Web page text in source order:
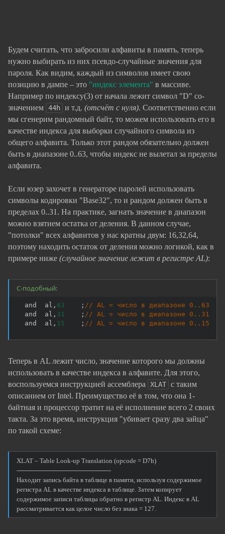
Будем считать, что забросили алфавиты в память, теперь
нужно выбирать из них псевдо-случайные значения для
пароля. Как видим, каждый из символов имеет свою
позицию в дампе – это "индекс элемента" в массиве.
Например по индексу(3) от начала лежит символ "D" со-
значением 44h и т.д. (отсчёт с нуля). Соответственно если
мы сгенерим рандомный байт, то можем использовать его в
качестве индекса для выборки случайного символа из
общего алфавита. Только этот рандом обязательно должен
быть в диапазоне 0..63, чтобы индекс не вылетал за пределы
алфавита.
Если юзер захочет в генераторе паролей использовать
символы кодировки "Base32", то и рандом должен быть в
пределах 0..31. На практике, загнать значение в диапазон
можно взятием остатка от деления. В данном случае,
"потолки" всех алфавитов у нас кратны двум: 16,32,64,
поэтому находить остаток от деления можно логикой, как в
примере ниже (случайное значение лежит в регистре AL):
C-подобный:
  and  al
, 63 ; // AL = число в диапазоне 0..63
  and  al
, 31 ; // AL = число в диапазоне 0..31
  and  al
, 15 ; // AL = число в диапазоне 0..15
Теперь в AL лежит число, значение которого мы должны
использовать в качестве индекса в алфавите. Для этого,
воспользуемся инструкцией ассемблера
XLAT с таким
описанием от Intel. Преимущество её в том, что она 1-
байтная и процессор тратит на её исполнение всего 2 своих
такта. За это время, инструкция "убивает сразу два зайца"
по такой схеме:
XLAT – Table Look-up Translation (opcode = D7h)
-----------------------------------------------
Находит запись байта в таблице в памяти, используя содержимое
регистра AL в качестве индекса в таблице. Затем копирует
содержимое записи таблицы обратно в регистр AL. Индекс в AL
рассматривается как целое число без знака = 127.